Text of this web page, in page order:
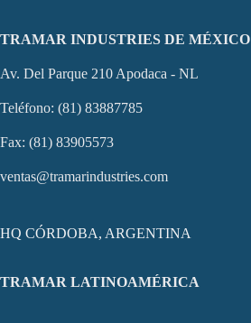
TRAMAR INDUSTRIES DE MÉXICO
Av. Del Parque 210 Apodaca - NL
Teléfono: (81) 83887785
Fax: (81) 83905573
ventas@tramarindustries.com
HQ CÓRDOBA, ARGENTINA
TRAMAR LATINOAMÉRICA